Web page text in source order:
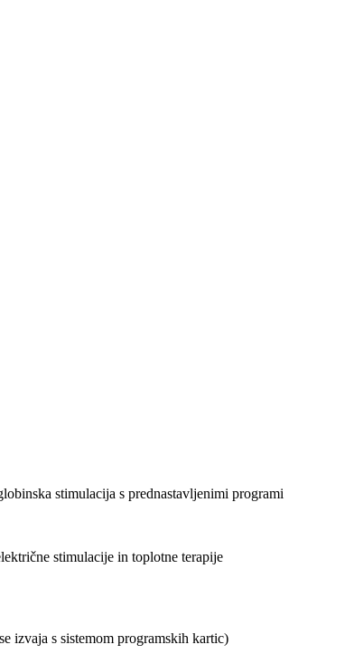
stimulacija s prednastavljenimi programi
stimulacije in toplotne terapije
izvaja s sistemom programskih kartic)